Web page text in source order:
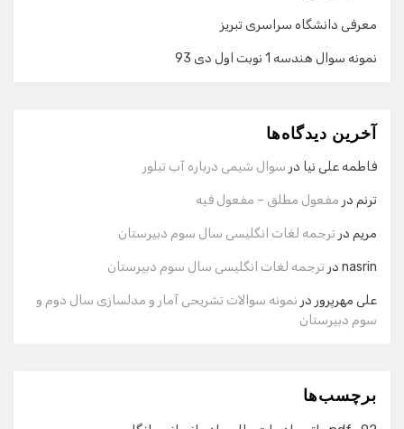
معرفی دانشگاه سراسری تبریز
نمونه سوال هندسه 1 نوبت اول دی 93
آخرین دیدگاه‌ها
فاطمه علی نیا در سوال شیمی درباره آب تبلور
ترنم در مفعول مطلق – مفعول فیه
مریم در ترجمه لغات انگلیسی سال سوم دبیرستان
nasrin در ترجمه لغات انگلیسی سال سوم دبیرستان
علی مهرپرور در نمونه سوالات تشریحی آمار و مدلسازی سال دوم و
سوم دبیرستان
برچسب‌ها
گفت‌وگو با دستیار هوشمند
سلام! برای شروع گفت‌وگو لطفاً شماره تماس یا ایمیل خود را
وارد کنید.
ایمیل